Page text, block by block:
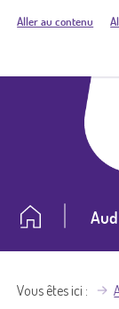
Aller au contenu
Vous êtes ici